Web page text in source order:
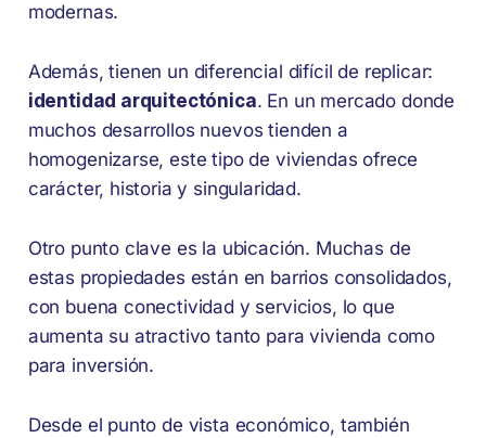
modernas.
Además, tienen un diferencial difícil de replicar:
identidad arquitectónica. En un mercado donde
muchos desarrollos nuevos tienden a
homogenizarse, este tipo de viviendas ofrece
carácter, historia y singularidad.
Otro punto clave es la ubicación. Muchas de
estas propiedades están en barrios consolidados,
con buena conectividad y servicios, lo que
aumenta su atractivo tanto para vivienda como
para inversión.
Desde el punto de vista económico, también